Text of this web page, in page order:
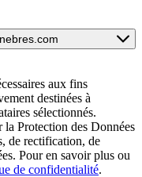
aux fins
destinées à
sélectionnés.
Protection des Données
de rectification, de
Pour en savoir plus ou
de confidentialité.